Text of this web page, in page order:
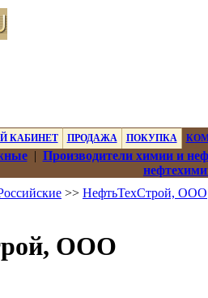
КАБИНЕТ ПРОДАЖА ПОКУПКА
| Производители химии и
>> НефтьТехСтрой, ООО
ООО